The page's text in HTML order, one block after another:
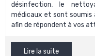
désinfection, le
médicaux et sont soumis
afin de répondent à vos
Lire la suite